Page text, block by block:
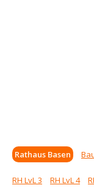
Rathaus Basen
RH LvL 3 RH LvL 4